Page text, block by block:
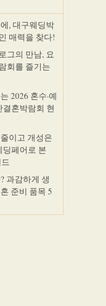
, 대구웨딩박
매력을 찾다!
그의 만남, 요
회를 즐기는
2026 혼수·예
혼박람회 현
이고 개성은
딩페어로 본
과감하게 생
준비 품목 5